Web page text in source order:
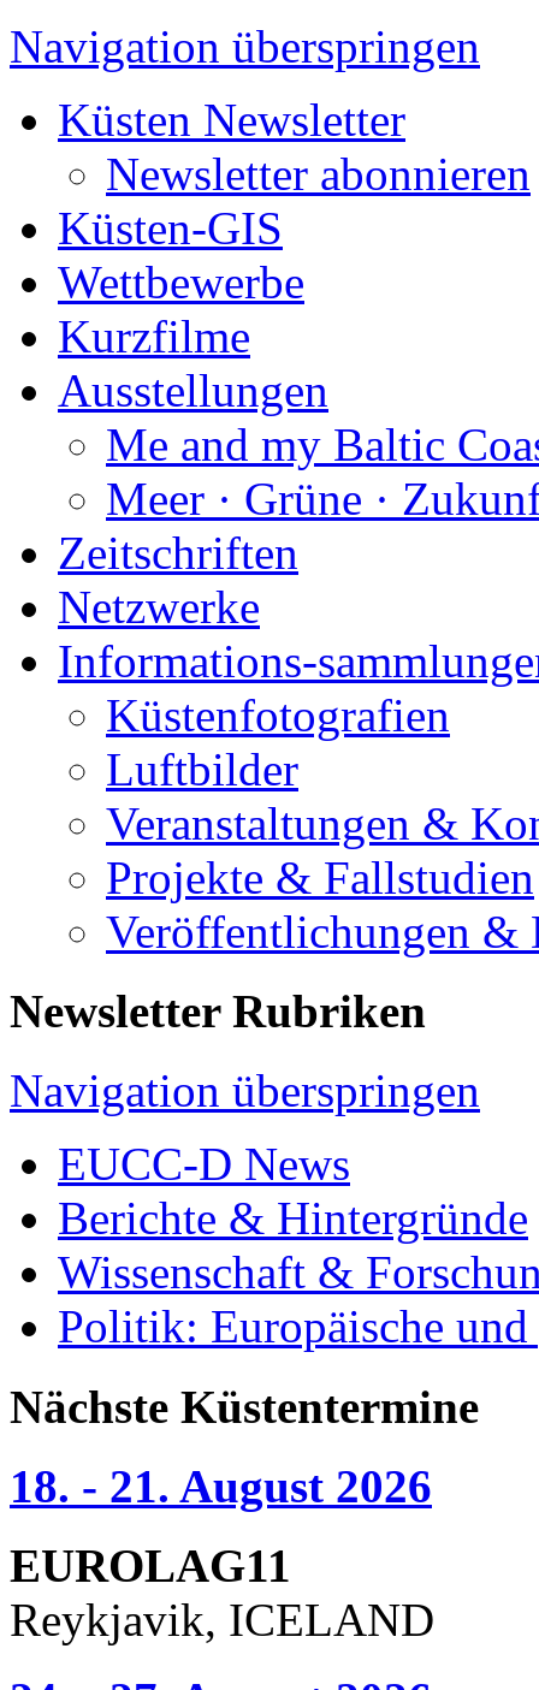
Navigation überspringen
Küsten Newsletter
Newsletter abonnieren
Küsten-GIS
Wettbewerbe
Kurzfilme
Ausstellungen
Me and my Baltic
Meer · Grüne ·
Zeitschriften
Netzwerke
Informations-
Küstenfotografien
Luftbilder
Veranstaltungen &
Projekte & Fallstudien
Veröffentlichungen &
Newsletter Rubriken
Navigation überspringen
EUCC-D News
Berichte & Hintergründe
Wissenschaft &
Politik: Europäische
Nächste Küstentermine
18. - 21. August 2026
EUROLAG11
Reykjavik, ICELAND